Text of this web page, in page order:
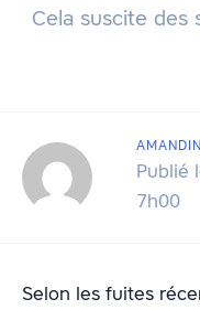
Cela suscite des
Publié
7h00
Selon les fuites